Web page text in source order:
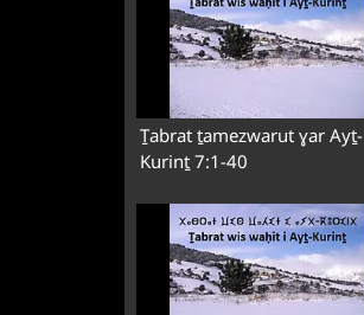
Ṯabrat ṯamezwarut ɣar Ayṯ-
Kurinṯ 7:1-40